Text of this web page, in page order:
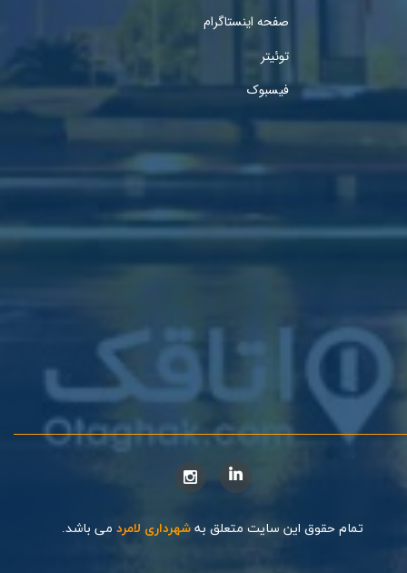
صفحه اینستاگرام
توئیتر
فیسبوک
تمام حقوق این سایت متعلق به شهرداری لامرد می باشد.